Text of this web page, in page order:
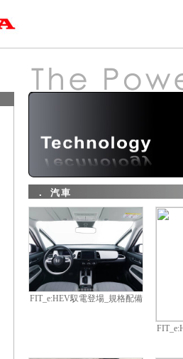
． 汽車
FIT_e:HEV馭電登場_規格配備